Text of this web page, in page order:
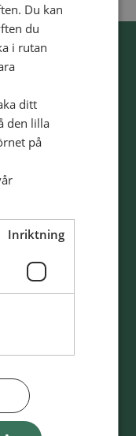
>
tros­sam­fund
Vi har
Du kan
du
i rutan
ditt
den lilla
på
Inriktning